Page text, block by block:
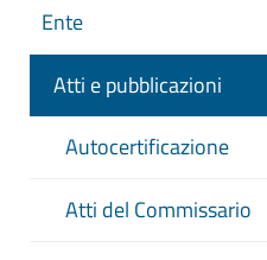
Ente
Atti e pubblicazioni
Autocertificazione
Atti del Commissario